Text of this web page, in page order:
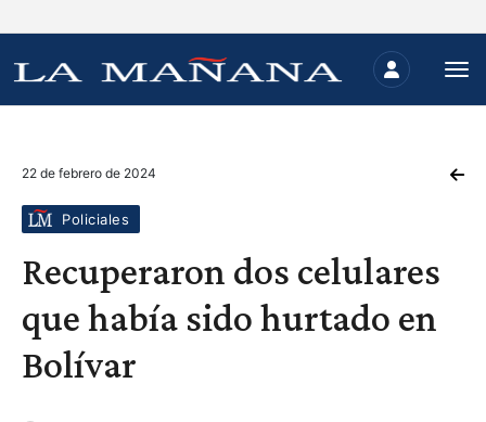
22 de febrero de 2024
Policiales
Recuperaron dos celulares
que había sido hurtado en
Bolívar